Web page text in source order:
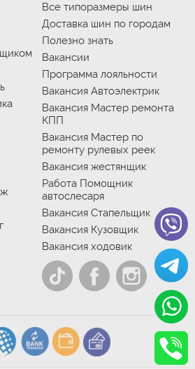
Все типоразмеры шин
Доставка шин по городам
Полезно знать
Вакансии
Программа лояльности
Вакансия Автоэлектрик
Вакансия Мастер ремонта
КПП
Вакансия Мастер по
ремонту рулевых реек
Вакансия жестянщик
Работа Помощник
автослесаря
Вакансия Стапельщик
Вакансия Кузовщик
Вакансия ходовик